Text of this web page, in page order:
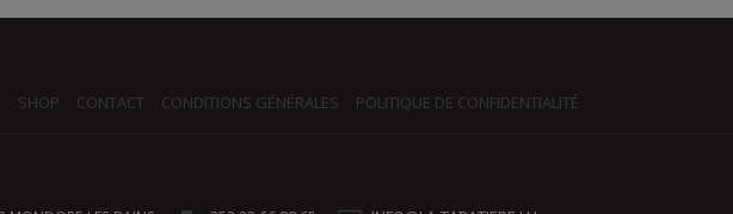
SHOP CONTACT CONDITIONS GÉNÉRALES POLITIQUE DE CONFIDENTIALITÉ